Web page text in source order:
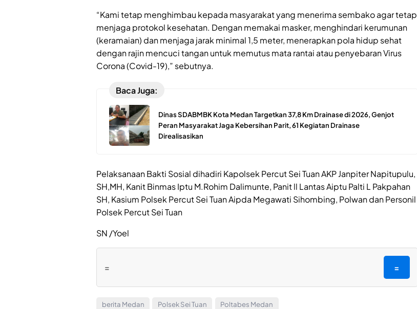
“Kami tetap menghimbau kepada masyarakat yang menerima sembako agar tetap
menjaga protokol kesehatan. Dengan memakai masker, menghindari kerumunan
(keramaian) dan menjaga jarak minimal 1,5 meter, menerapkan pola hidup sehat
dengan rajin mencuci tangan untuk memutus mata rantai atau penyebaran Virus
Corona (Covid-19),” sebutnya.
Baca Juga:
Dinas SDABMBK Kota Medan Targetkan 37,8 Km Drainase di 2026, Genjot
Peran Masyarakat Jaga Kebersihan Parit, 61 Kegiatan Drainase
Direalisasikan
Pelaksanaan Bakti Sosial dihadiri Kapolsek Percut Sei Tuan AKP Janpiter Napitupulu,
SH,MH, Kanit Binmas Iptu M.Rohim Dalimunte, Panit ll Lantas Aiptu Palti L Pakpahan
SH, Kasium Polsek Percut Sei Tuan Aipda Megawati Sihombing, Polwan dan Personil
Polsek Percut Sei Tuan
SN /Yoel
= =
berita Medan Polsek Sei Tuan Poltabes Medan